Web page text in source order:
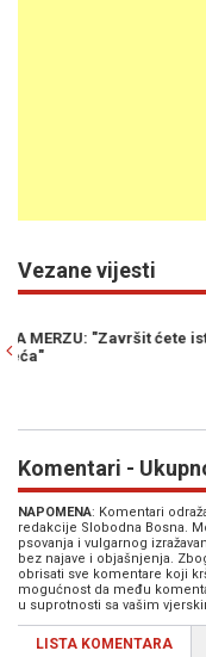
Vezane vijesti
FRIEDRICH MERZ ZNA
EU: "Više ne živimo u
Komentari -
NAPOMENA: Komentari
redakcije Slobodna Bosna.
psovanja i vulgarnog
bez najave i objašnjenja.
obrisati sve komentare koji
mogućnost da među
u suprotnosti sa vašim
LISTA KOMENTARA